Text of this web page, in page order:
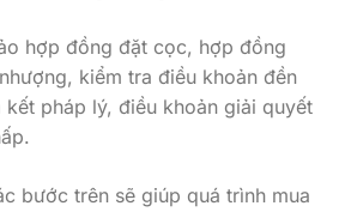
hợp đồng đặt cọc, hợp đồng
kiểm tra điều khoản đền
kết pháp lý, điều khoản giải quyết
bước trên sẽ giúp quá trình mua